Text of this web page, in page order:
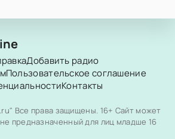
Добавить радио
Пользовательское соглашение
Контакты
Все права защищены. 16+ Сайт может
предназначенный для лиц младше 16